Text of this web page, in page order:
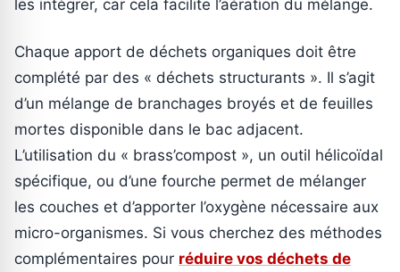
les intégrer, car cela facilite l’aération du mélange.
Chaque apport de déchets organiques doit être
complété par des « déchets structurants ». Il s’agit
d’un mélange de branchages broyés et de feuilles
mortes disponible dans le bac adjacent.
L’utilisation du « brass’compost », un outil hélicoïdal
spécifique, ou d’une fourche permet de mélanger
les couches et d’apporter l’oxygène nécessaire aux
micro-organismes. Si vous cherchez des méthodes
complémentaires pour réduire vos déchets de